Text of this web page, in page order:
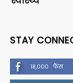
STAY
18,000 फैंस